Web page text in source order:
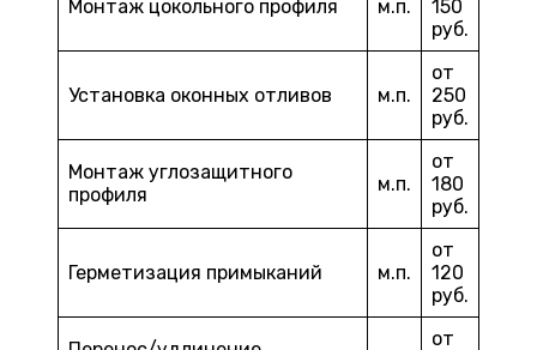
Монтаж цокольного профиля м.п.
150
руб.
Установка оконных отливов м.п.
от
250
руб.
Монтаж углозащитного
профиля
м.п.
от
180
руб.
Герметизация примыканий м.п.
от
120
руб.
от